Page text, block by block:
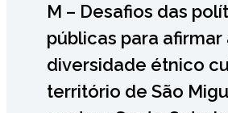
M – Desafios das
públicas para afirmar
diversidade étnico
território de São